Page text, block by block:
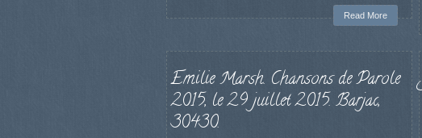
Read More
Emilie Marsh. Chansons de Parole
2015, le 29 juillet 2015. Barjac,
30430.